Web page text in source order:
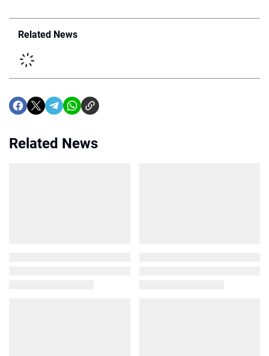
Related News
Related News